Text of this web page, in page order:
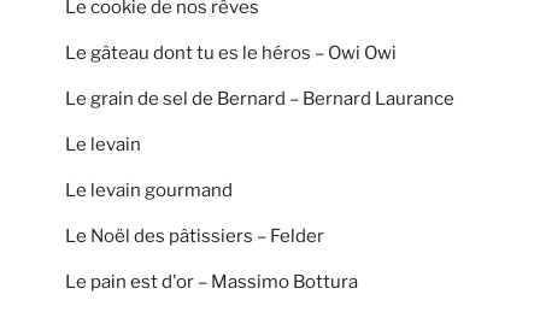
Le cookie de nos rêves
Le gâteau dont tu es le héros – Owi Owi
Le grain de sel de Bernard – Bernard Laurance
Le levain
Le levain gourmand
Le Noël des pâtissiers – Felder
Le pain est d'or – Massimo Bottura